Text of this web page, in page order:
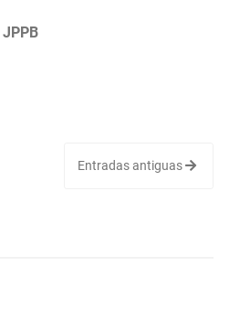
Entradas antiguas